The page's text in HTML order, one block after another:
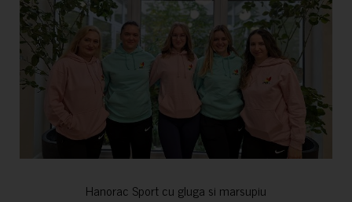
Hanorac Sport cu gluga si marsupiu